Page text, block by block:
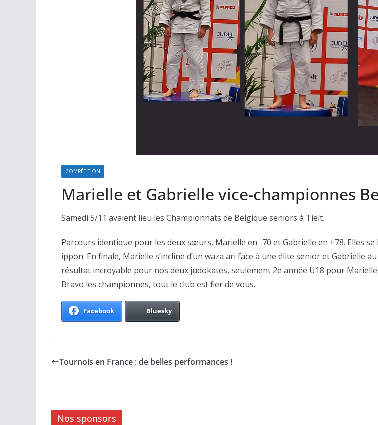
COMPÉTITION
Marielle et Gabrielle vice-championnes
Samedi 5/11 avaient lieu les Championnats de Belgique seniors à Tielt.
Parcours identique pour les deux sœurs, Marielle en -70 et Gabrielle en +78. Elles
ippon. En finale, Marielle s’incline d’un waza ari face à une élite senior et Gabrielle
résultat incroyable pour nos deux judokates, seulement 2e année U18 pour
Bravo les championnes, tout le club est fier de vous.
Facebook Bluesky
Tournois en France : de belles performances !
Nos sponsors